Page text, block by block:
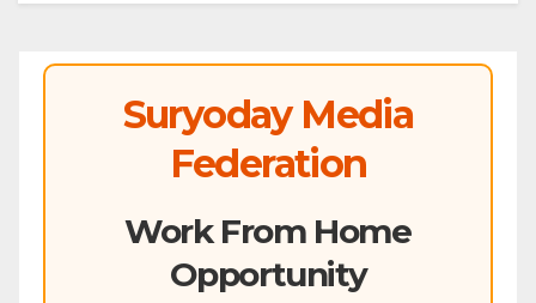
Suryoday Media
Federation
Work From Home
Opportunity